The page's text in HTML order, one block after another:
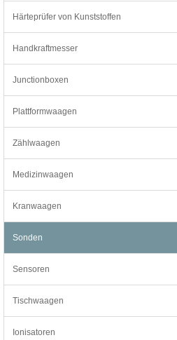
Härteprüfer von Kunststoffen
Handkraftmesser
Junctionboxen
Plattformwaagen
Zählwaagen
Medizinwaagen
Kranwaagen
Sonden
Sensoren
Tischwaagen
Ionisatoren